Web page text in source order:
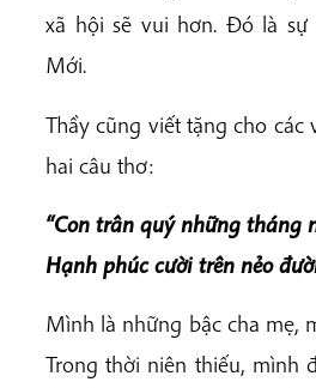
xã hội sẽ vui hơn. Đó là sự
Mới.
Thầy cũng viết tặng cho
hai câu thơ:
“Con trân quý những tháng
Hạnh phúc cười trên nẻo
Mình là những bậc cha mẹ,
Trong thời niên thiếu, mình